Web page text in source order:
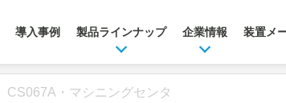
導入事例 製品ラインナップ 企業情報 装置メ